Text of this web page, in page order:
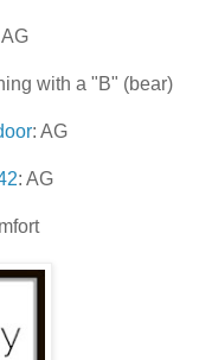
with a "B" (bear)
: AG
: AG